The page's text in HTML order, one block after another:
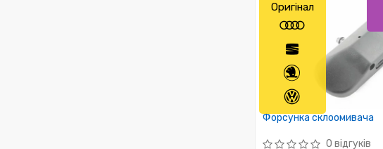
Форсунка склоомивача
0 відгуків
Оригінал